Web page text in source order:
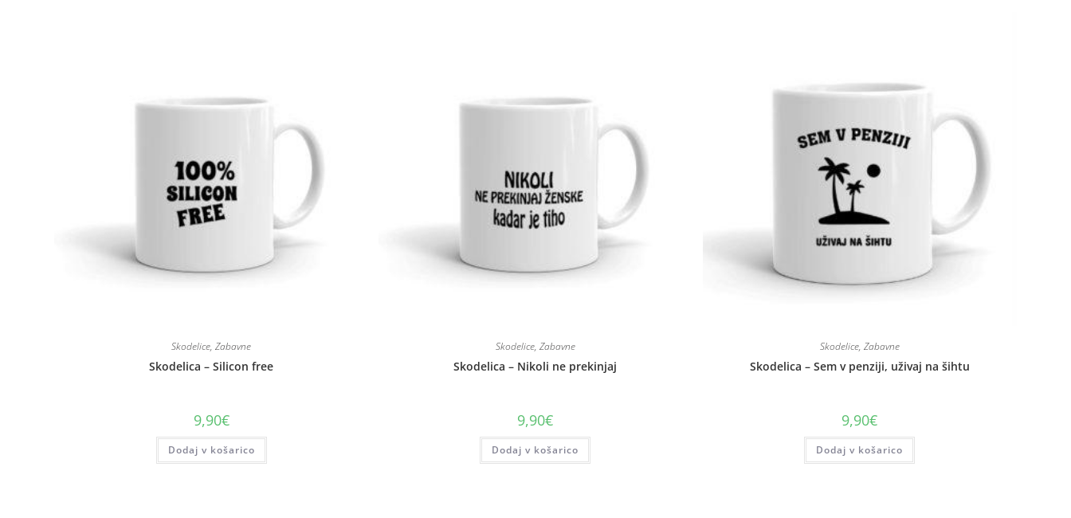
Skodelice,Zabavne
Skodelica – Silicon free
9,90€
Dodaj v košarico
Skodelice, Zabavne
Skodelica – Nikoli ne prekinjaj
9,90€
Dodaj v košarico
Skodelice, Zabavne
Skodelica – Sem v penziji, uživaj na šihtu
9,90€
Dodaj v košarico